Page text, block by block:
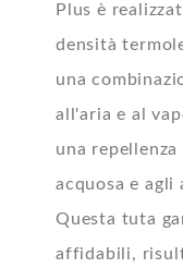
Plus è
densità
una
all'aria e al
una
acquosa e agli
Questa tuta
affidabili,